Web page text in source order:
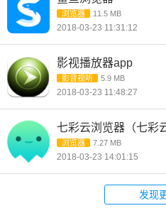
浏览器 11.5 MB
2018-03-23 11:31:12
影视播放器app
影音视听 5.9 MB
2018-03-23 11:48:27
七彩云浏览器（七彩
浏览器 7.27 MB
2018-03-23 14:01:15
发现